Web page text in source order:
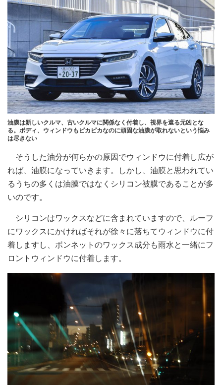
油膜は新しいクルマ、古いクルマに関係なく付着し、視界を遮る元凶とな
る。ボディ、ウィンドウもピカピカなのに頑固な油膜が取れないという悩み
は尽きない
そうした油分が何らかの原因でウィンドウに付着し広が
れば、油膜になっていきます。しかし、油膜と思われてい
るうちの多くは油膜ではなくシリコン被膜であることが多
いのです。
シリコンはワックスなどに含まれていますので、ルーフ
にワックスにかければそれが徐々に落ちてウィンドウに付
着しますし、ボンネットのワックス成分も雨水と一緒にフ
ロントウィンドウに付着します。